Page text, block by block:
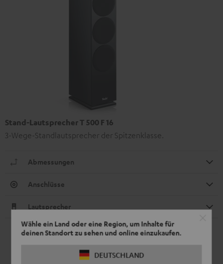
Wähle ein Land oder eine Region, um Inhalte für
deinen Standort zu sehen und online einzukaufen.
DEUTSCHLAND
Stand-Lautsprecher T 500 F 16
3-Wege-Standlautsprecher der Spitzenklasse.
Abmessungen
Anschlüsse
Lautsprecher